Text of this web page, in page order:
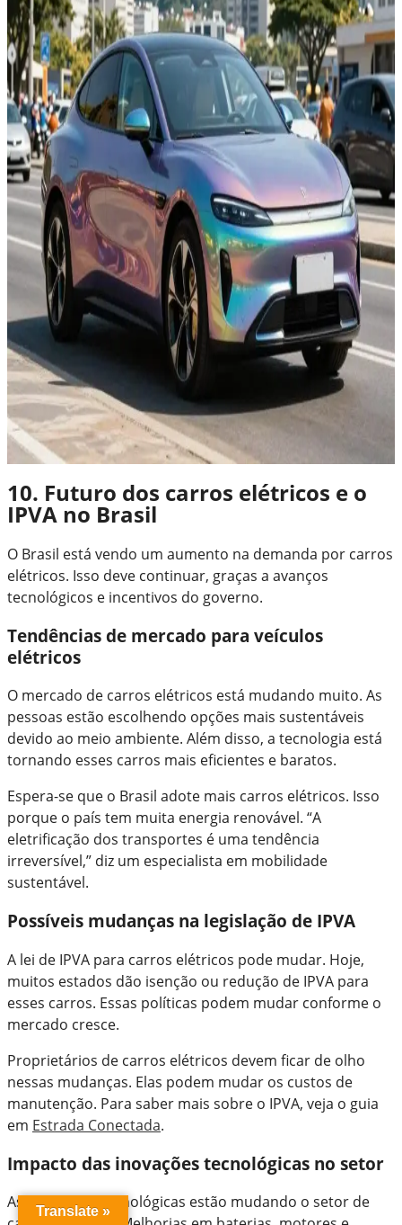
10. Futuro dos carros elétricos e o
IPVA no Brasil
O Brasil está vendo um aumento na demanda por carros
elétricos. Isso deve continuar, graças a avanços
tecnológicos e incentivos do governo.
Tendências de mercado para veículos
elétricos
O mercado de carros elétricos está mudando muito. As
pessoas estão escolhendo opções mais sustentáveis
devido ao meio ambiente. Além disso, a tecnologia está
tornando esses carros mais eficientes e baratos.
Espera-se que o Brasil adote mais carros elétricos. Isso
porque o país tem muita energia renovável. “A
eletrificação dos transportes é uma tendência
irreversível,” diz um especialista em mobilidade
sustentável.
Possíveis mudanças na legislação de IPVA
A lei de IPVA para carros elétricos pode mudar. Hoje,
muitos estados dão isenção ou redução de IPVA para
esses carros. Essas políticas podem mudar conforme o
mercado cresce.
Proprietários de carros elétricos devem ficar de olho
nessas mudanças. Elas podem mudar os custos de
manutenção. Para saber mais sobre o IPVA, veja o guia
em Estrada Conectada.
Impacto das inovações tecnológicas no setor
As novidades tecnológicas estão mudando o setor de
Translate »